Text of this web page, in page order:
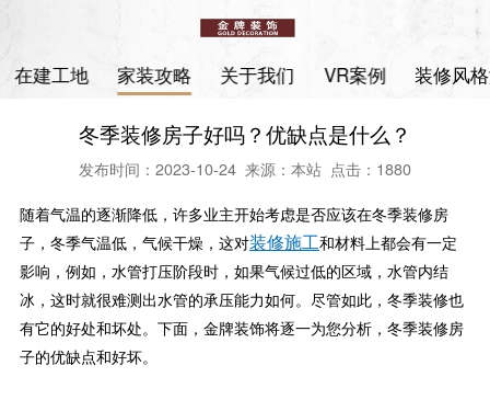
在建工地 家装攻略 关于我们 VR案例 装修风
冬季装修房子好吗？优缺点是什么？
发布时间：2023-10-24 来源：本站 点击：1880
随着气温的逐渐降低，许多业主开始考虑是否应该在冬季装修房
子，冬季气温低，气候干燥，这对装修施工和材料上都会有一定
影响，例如，水管打压阶段时，如果气候过低的区域，水管内结
冰，这时就很难测出水管的承压能力如何。尽管如此，冬季装修也
有它的好处和坏处。下面，金牌装饰将逐一为您分析，冬季装修房
子的优缺点和好坏。